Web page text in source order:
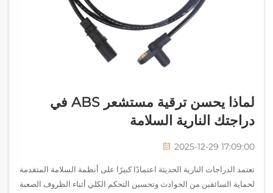
لماذا يحسن ترقية مستشعر ABS في
دراجتك النارية السلامة
2025-12-29 17:09:00
تعتمد الدراجات النارية الحديثة اعتمادًا كبيرًا على أنظمة السلامة المتقدمة
لحماية السائقين من الحوادث وتحسين التحكم الكلي أثناء الظروف الصعبة